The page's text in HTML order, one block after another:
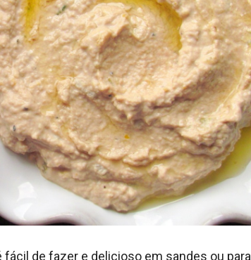
de fazer e delicioso em sandes ou para